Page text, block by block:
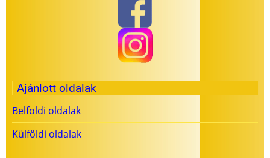
Ajánlott oldalak
Belfoldi oldalak
Külföldi oldalak